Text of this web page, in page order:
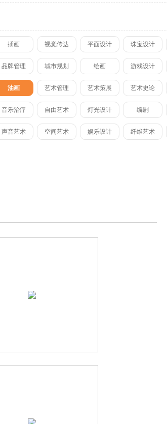
谢菲尔德大学
纽约视觉艺术学院
芝加哥艺术学院
纽约时装学院
插画 视觉传达 平面设计 珠宝设计
品牌管理 城市规划 绘画 游戏设计
油画 艺术管理 艺术策展 艺术史论
音乐治疗 自由艺术 灯光设计 编剧
声音艺术 空间艺术 娱乐设计 纤维艺术